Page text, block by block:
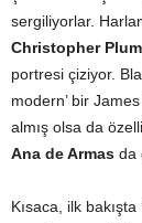
sergiliyorlar.
Christopher
portresi çiziyor.
modern’ bir
almış olsa da
Ana de Armas da
Kısaca, ilk bakışta